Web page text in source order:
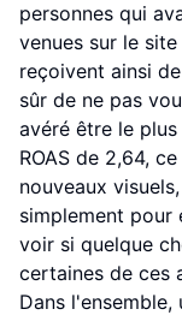
personnes qui
venues sur le
reçoivent ainsi
sûr de ne pas
avéré être le
ROAS de 2,64,
nouveaux
simplement pour
voir si quelque
certaines de ces
Dans l'ensemble,